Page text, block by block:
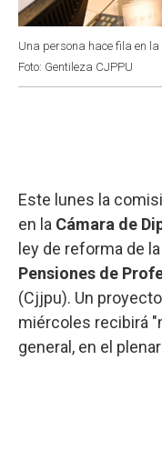
Una persona hace fila en
Foto: Gentileza CJPPU
Este lunes la
en la Cámara de
ley de reforma de la
Pensiones de
(Cjjpu). Un
miércoles recibirá
general, en el